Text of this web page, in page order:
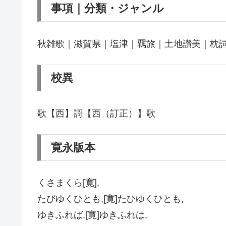
事項｜分類・ジャンル
秋雑歌｜滋賀県｜塩津｜羈旅｜土地讃美｜枕
校異
歌【西】謌【西（訂正）】歌
寛永版本
くさまくら[寛],
たびゆくひとも,[寛]たひゆくひとも,
ゆきふれば,[寛]ゆきふれは,